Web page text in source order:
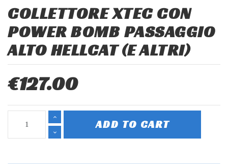
COLLETTORE XTEC CON
POWER BOMB PASSAGGIO
ALTO HELLCAT (E ALTRI)
€127.00
ADD TO CART